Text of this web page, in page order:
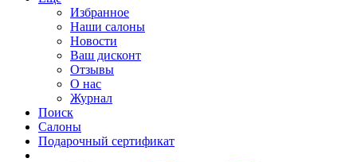
Избранное
Наши салоны
Новости
Ваш дисконт
Отзывы
О нас
Журнал
Поиск
Салоны
Подарочный сертификат